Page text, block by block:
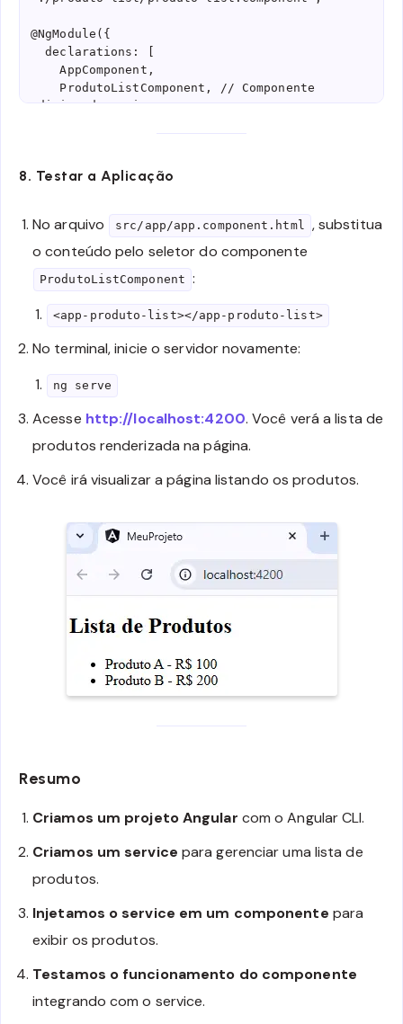
@NgModule({
  declarations: [
    AppComponent,
adicionado aqui
    AppRoutingModule,
  bootstrap: [AppComponent],
})
8. Testar a Aplicação
No arquivo src/app/app.component.html , substitua
o conteúdo pelo seletor do componente
ProdutoListComponent :
<app-produto-list></app-produto-list>
No terminal, inicie o servidor novamente:
ng serve
Acesse http://localhost:4200. Você verá a lista de
produtos renderizada na página.
Você irá visualizar a página listando os produtos.
Resumo
Criamos um projeto Angular com o Angular CLI.
Criamos um service para gerenciar uma lista de
produtos.
Injetamos o service em um componente para
exibir os produtos.
Testamos o funcionamento do componente
integrando com o service.